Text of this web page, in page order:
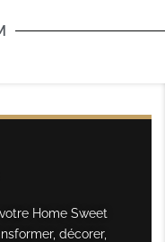
Home Sweet
décorer,